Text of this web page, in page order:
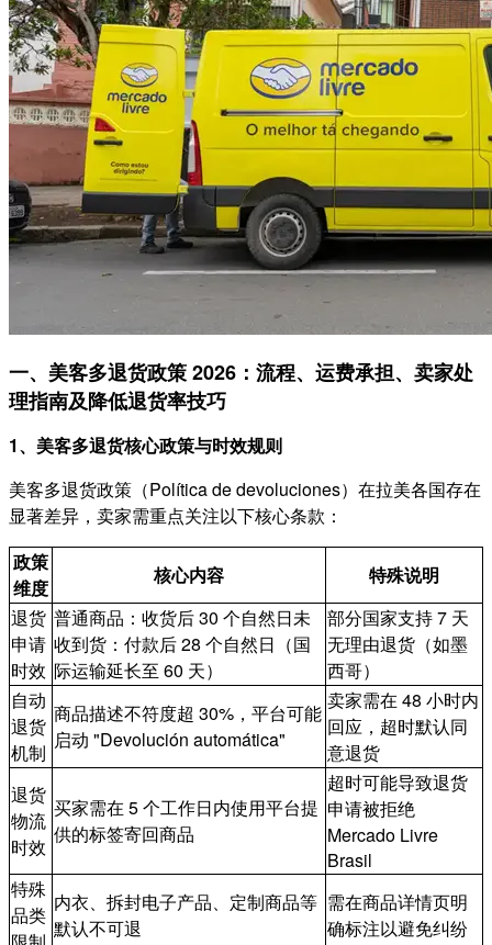
一、美客多退货政策 2026：流程、运费承担、卖家处
理指南及降低退货率技巧
1、美客多退货核心政策与时效规则
美客多退货政策（Política de devoluciones）在拉美各国存在
显著差异，卖家需重点关注以下核心条款：
政策
维度
核心内容
特殊说明
退货
申请
时效
普通商品：收货后 30 个自然日未
收到货：付款后 28 个自然日（国
际运输延长至 60 天）
部分国家支持 7 天
无理由退货（如墨
西哥）
自动
退货
机制
商品描述不符度超 30%，平台可能
启动 "Devolución automática"
卖家需在 48 小时内
回应，超时默认同
意退货
退货
物流
时效
买家需在 5 个工作日内使用平台提
供的标签寄回商品
超时可能导致退货
申请被拒绝
Mercado Livre
Brasil
特殊
品类
内衣、拆封电子产品、定制商品等
默认不可退
需在商品详情页明
确标注以避免纠纷